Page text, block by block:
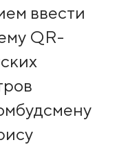
ввести
QR-